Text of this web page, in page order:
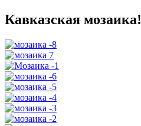
Кавказская мозаика!